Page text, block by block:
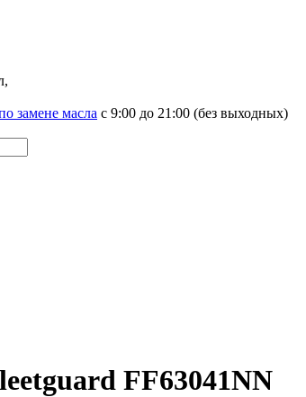
замене масла с 9:00 до 21:00 (без выходных)
FF63041NN